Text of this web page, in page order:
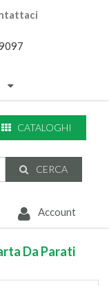
CATALOGHI
CERCA
Account
Da Parati